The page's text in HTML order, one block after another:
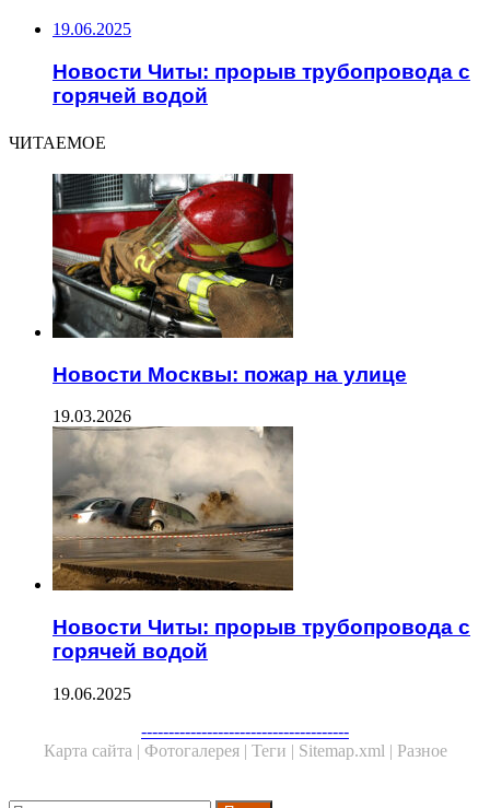
19.06.2025
Новости Читы: прорыв трубопровода с
горячей водой
ЧИТАЕМОЕ
Новости Москвы: пожар на улице
19.03.2026
Новости Читы: прорыв трубопровода с
горячей водой
19.06.2025
--------------------------------------
Карта сайта | Фотогалерея | Теги | Sitemap.xml | Разное